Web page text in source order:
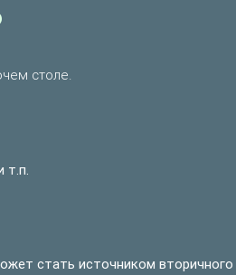
столе.
стать источником вторичного